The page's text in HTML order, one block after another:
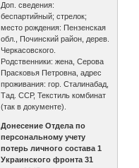
Доп. сведения:
беспартийный; стрелок;
место рождения: Пензенская
обл., Починский район, дерев.
Черкасовского.
Родственники: жена, Серова
Прасковья Петровна, адрес
проживания: гор. Сталинабад,
Тад. ССР, Текстиль комбинат
(так в документе).
Донесение Отдела по
персональному учету
потерь личного состава 1
Украинского фронта 31